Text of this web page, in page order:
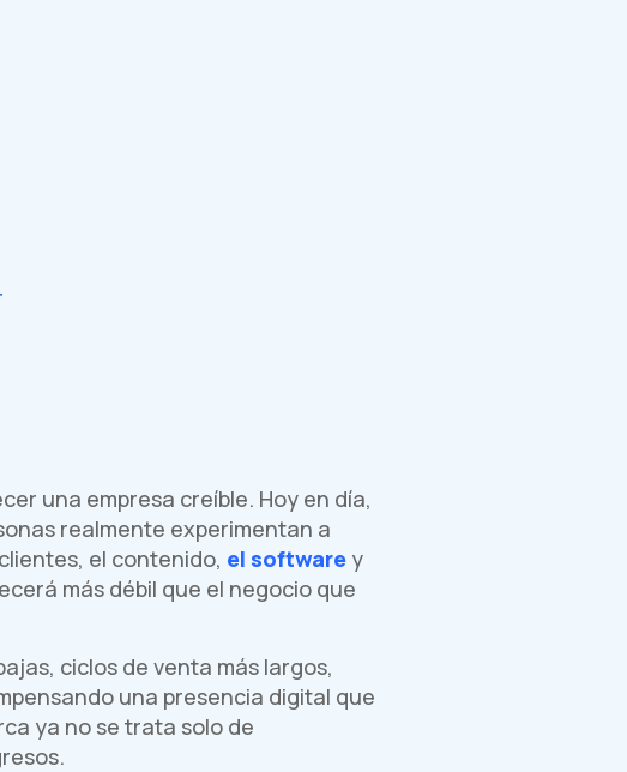
una empresa creíble. Hoy en día,
realmente experimentan a
el contenido, el softwarey
más débil que el negocio que
ciclos de venta más largos,
una presencia digital que
ya no se trata solo de